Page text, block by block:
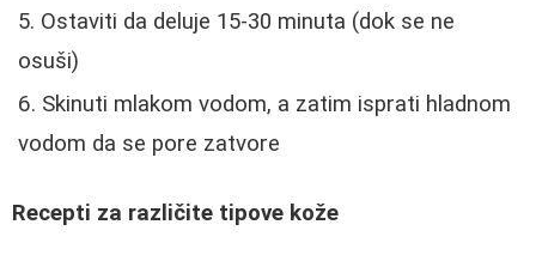
Ostaviti da deluje 15-30 minuta (dok se ne
osuši)
Skinuti mlakom vodom, a zatim isprati hladnom
vodom da se pore zatvore
Recepti za različite tipove kože